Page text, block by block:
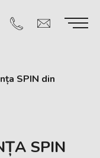
SPIN din
SPIN